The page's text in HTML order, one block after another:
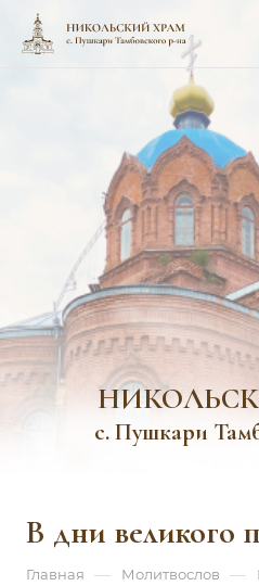
с. Пушкари
В дни великого
Главная — Молитвослов —